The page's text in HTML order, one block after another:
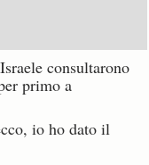
consultarono
primo a
io ho dato il